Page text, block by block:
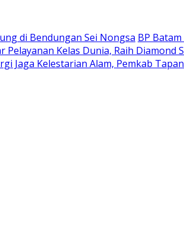
di Bendungan Sei Nongsa BP
Pelayanan Kelas Dunia, Raih Diamond
Jaga Kelestarian Alam, Pemkab